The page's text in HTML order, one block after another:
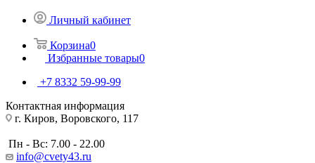
Личный кабинет
Корзина0
Избранные товары0
+7 8332 59-99-99
Контактная информация
г. Киров, Воровского, 117
Пн - Вс: 7.00 - 22.00
info@cvety43.ru